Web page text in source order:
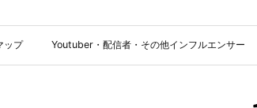
ップ Youtuber・配信者・その他インフルエンサー